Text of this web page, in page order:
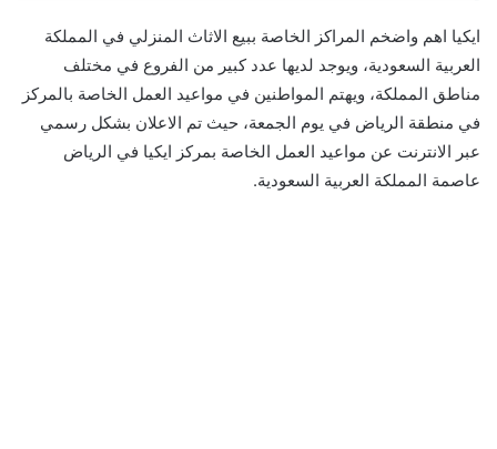
ايكيا اهم واضخم المراكز الخاصة ببيع الاثاث المنزلي في المملكة
العربية السعودية، ويوجد لديها عدد كبير من الفروع في مختلف
مناطق المملكة، ويهتم المواطنين في مواعيد العمل الخاصة بالمركز
في منطقة الرياض في يوم الجمعة، حيث تم الاعلان بشكل رسمي
عبر الانترنت عن مواعيد العمل الخاصة بمركز ايكيا في الرياض
عاصمة المملكة العربية السعودية.